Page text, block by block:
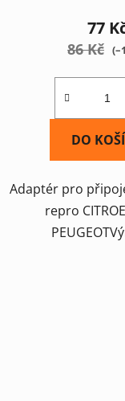
77
86 Kč
DO
Adaptér pro
repro